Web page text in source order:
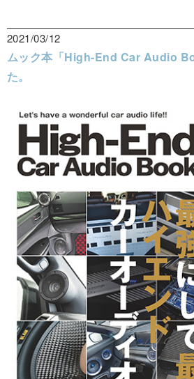
2021/03/12
ムック本「High-End Car Audio
た。